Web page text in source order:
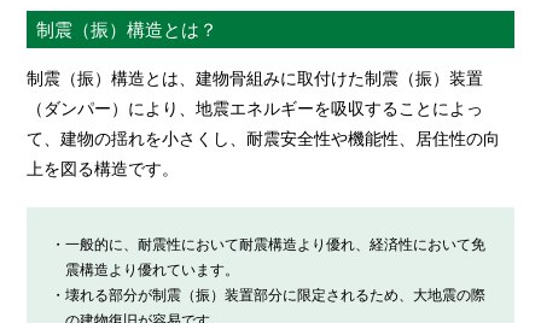
制震（振）構造とは？
制震（振）構造とは、建物骨組みに取付けた制震（振）装置
（ダンパー）により、地震エネルギーを吸収することによっ
て、建物の揺れを小さくし、耐震安全性や機能性、居住性の向
上を図る構造です。
・一般的に、耐震性において耐震構造より優れ、経済性において免
震構造より優れています。
・壊れる部分が制震（振）装置部分に限定されるため、大地震の際